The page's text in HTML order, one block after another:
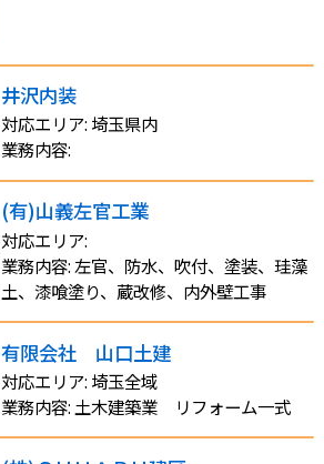
井沢内装
対応エリア: 埼玉県内
業務内容:
(有)山義左官工業
対応エリア:
業務内容: 左官、防水、吹付、塗装、珪藻
土、漆喰塗り、蔵改修、内外壁工事
有限会社 山口土建
対応エリア: 埼玉全域
業務内容: 土木建築業 リフォーム一式